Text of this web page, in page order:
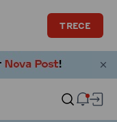
TRECE